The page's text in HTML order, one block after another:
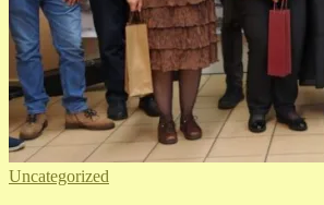
Uncategorized